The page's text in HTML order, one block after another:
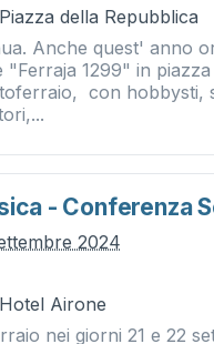
della Repubblica
Anche quest' anno
"Ferraja 1299" in piazza
con hobbysti,
- Conferenza
2024
Airone
nei giorni 21 e 22